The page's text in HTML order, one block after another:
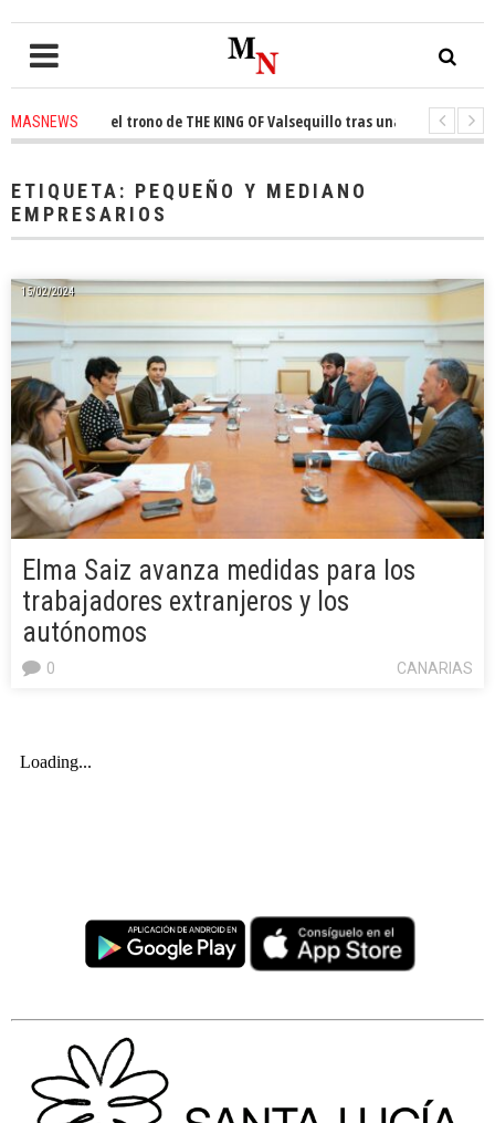
MASNEWSel trono de THE KING OF Valsequillo tras una jornada de
ETIQUETA: PEQUEÑO Y MEDIANO
EMPRESARIOS
15/02/2024
Elma Saiz avanza medidas para los
trabajadores extranjeros y los
autónomos
CANARIAS
0